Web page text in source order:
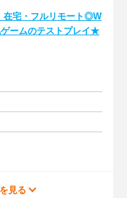
在宅・フルリモート◎W
ームのテストプレイ★
見る